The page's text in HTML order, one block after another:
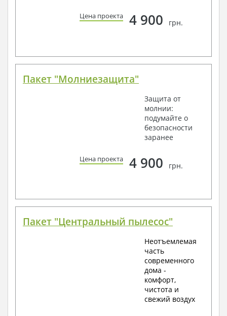
Цена проекта 4 900 грн.
Пакет "Молниезащита"
Защита от
молнии:
подумайте о
безопасности
заранее
Цена проекта 4 900 грн.
Пакет "Центральный пылесос"
Неотъемлемая
часть
современного
дома -
комфорт,
чистота и
свежий воздух